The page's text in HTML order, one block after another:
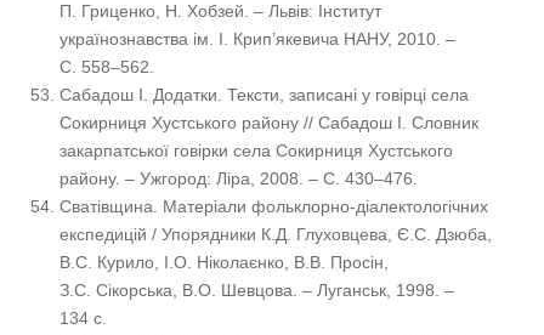
П. Гриценко, Н. Хобзей. – Львів: Інститут
українознавства ім. І. Крип’якевича НАНУ, 2010. –
С. 558–562.
Сабадош І. Додатки. Тексти, записані у говірці села
Сокирниця Хустського району // Сабадош І. Словник
закарпатської говірки села Сокирниця Хустського
району. – Ужгород: Ліра, 2008. – С. 430–476.
Сватівщина. Матеріали фольклорно-діалектологічних
експедицій / Упорядники К.Д. Глуховцева, Є.С. Дзюба,
В.С. Курило, І.О. Ніколаєнко, В.В. Просін,
З.С. Сікорська, В.О. Шевцова. – Луганськ, 1998. –
134 с.